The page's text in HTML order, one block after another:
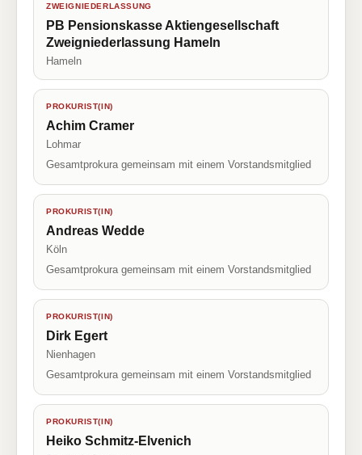
ZWEIGNIEDERLASSUNG
PB Pensionskasse Aktiengesellschaft
Zweigniederlassung Hameln
Hameln
PROKURIST(IN)
Achim Cramer
Lohmar
Gesamtprokura gemeinsam mit einem Vorstandsmitglied
PROKURIST(IN)
Andreas Wedde
Köln
Gesamtprokura gemeinsam mit einem Vorstandsmitglied
PROKURIST(IN)
Dirk Egert
Nienhagen
Gesamtprokura gemeinsam mit einem Vorstandsmitglied
PROKURIST(IN)
Heiko Schmitz-Elvenich